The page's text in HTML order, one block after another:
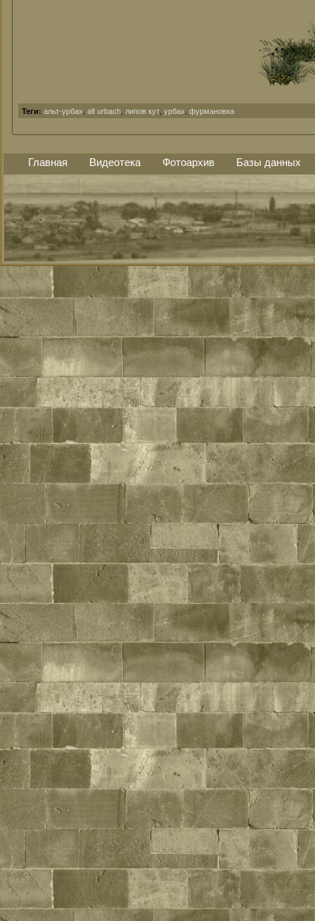
Теги: альт-урбах alt urbach липов кут урбах фурмановка
Главная Видеотека Фотоархив Базы данных